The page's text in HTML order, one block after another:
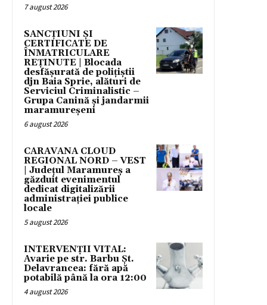
7 august 2026
SANCȚIUNI ȘI
CERTIFICATE DE
ÎNMATRICULARE
REȚINUTE | Blocada
desfășurată de polițiștii
djn Baia Sprie, alături de
Serviciul Criminalistic –
Grupa Canină și jandarmii
maramureșeni
6 august 2026
CARAVANA CLOUD
REGIONAL NORD – VEST
| Județul Maramureș a
găzduit evenimentul
dedicat digitalizării
administrației publice
locale
5 august 2026
INTERVENȚII VITAL:
Avarie pe str. Barbu Șt.
Delavrancea: fără apă
potabilă până la ora 12:00
4 august 2026